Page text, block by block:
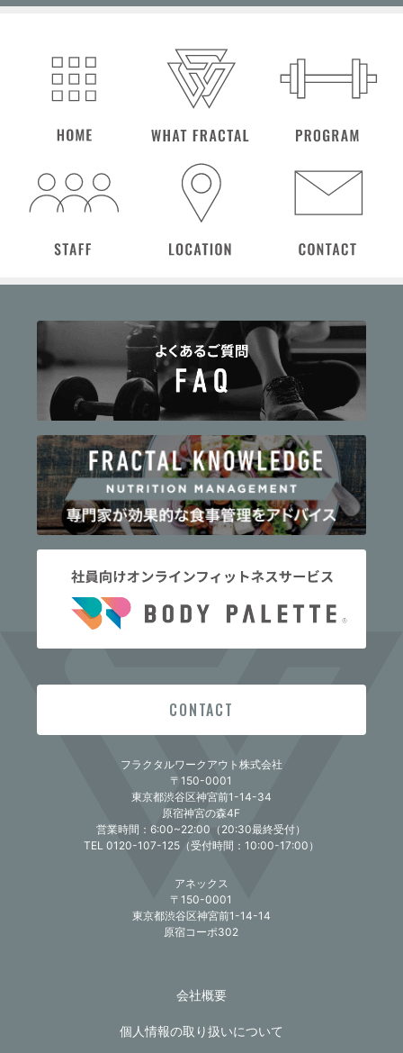
会社概要
個人情報の取り扱いについて
CONTACT
フラクタルワークアウト株式会社
〒150-0001
東京都渋谷区神宮前1-14-34
原宿神宮の森4F
営業時間：6:00~22:00（20:30最終受付）
TEL 0120-107-125（受付時間：10:00-17:00）
アネックス
〒150-0001
東京都渋谷区神宮前1-14-14
原宿コーポ302